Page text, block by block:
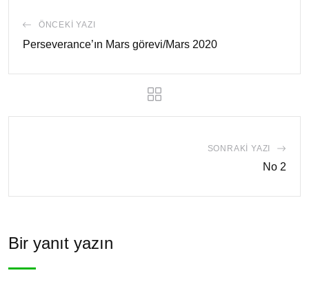
ÖNCEKI YAZI
Perseverance’ın Mars görevi/Mars 2020
SONRAKI YAZI
No 2
Bir yanıt yazın